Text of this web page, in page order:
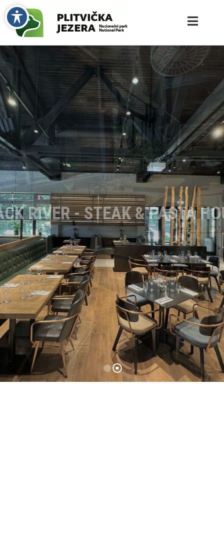
RIVER - STEAK & PASTA